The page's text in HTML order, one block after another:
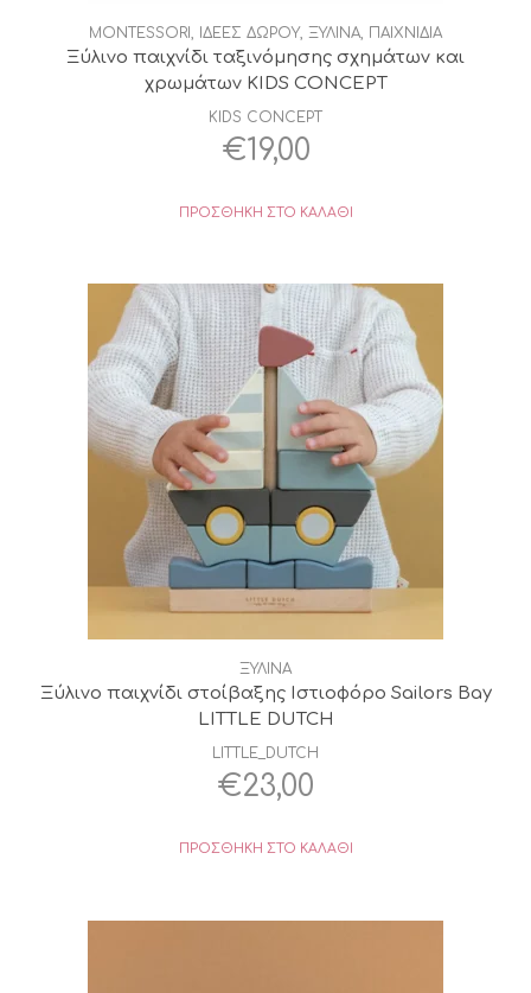
MONTESSORI ΙΔΕΕΣ ΔΩΡΟΥ, ΞΥΛΙΝΑ ΠΑΙΧΝΙΔΙΑ
Ξύλινο παιχνίδι ταξινόμησης σχημάτων και
χρωμάτων KIDS CONCEPT
KIDS CONCEPT
€19,00
ΠΡΟΣΘΉΚΗ ΣΤΟ ΚΑΛΆΘΙ
ΞΥΛΙΝΑ
Ξύλινο παιχνίδι στοίβαξης Ιστιοφόρο Sailors Bay
LITTLE DUTCH
LITTLE_DUTCH
€23,00
ΠΡΟΣΘΉΚΗ ΣΤΟ ΚΑΛΆΘΙ